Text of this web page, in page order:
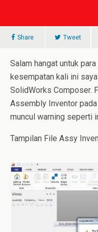
Share Tweet
Salam hangat untuk
kesempatan kali ini
SolidWorks Composer.
Assembly Inventor
muncul warning seperti
Tampilan File Assy